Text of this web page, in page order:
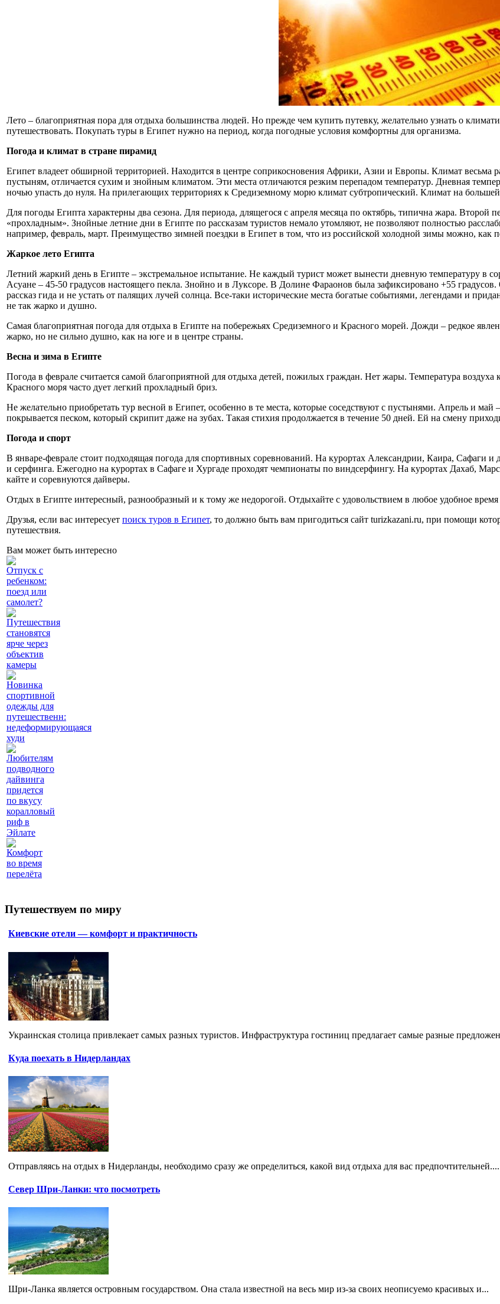
Лето – благоприятная пора для отдыха большинства людей. Но прежде чем купить путевку, желательно узнать о
путешествовать. Покупать туры в Египет нужно на период, когда погодные условия комфортны для организма.
Погода и климат в стране пирамид
Египет владеет обширной территорией. Находится в центре соприкосновения Африки, Азии и Европы. Климат весьма
пустыням, отличается сухим и знойным климатом. Эти места отличаются резким перепадом температур. Дневная
ночью упасть до нуля. На прилегающих территориях к Средиземному морю климат субтропический. Климат на
Для погоды Египта характерны два сезона. Для периода, длящегося с апреля месяца по октябрь, типична жара. Второй
«прохладным». Знойные летние дни в Египте по рассказам туристов немало утомляют, не позволяют полностью
например, февраль, март. Преимущество зимней поездки в Египет в том, что из российской холодной зимы можно, как
Жаркое лето Египта
Летний жаркий день в Египте – экстремальное испытание. Не каждый турист может вынести дневную температуру в
Асуане – 45-50 градусов настоящего пекла. Знойно и в Луксоре. В Долине Фараонов была зафиксировано +55
рассказ гида и не устать от палящих лучей солнца. Все-таки исторические места богатые событиями, легендами и
не так жарко и душно.
Самая благоприятная погода для отдыха в Египте на побережьях Средиземного и Красного морей. Дожди – редкое
жарко, но не сильно душно, как на юге и в центре cтраны.
Весна и зима в Египте
Погода в феврале считается самой благоприятной для отдыха детей, пожилых граждан. Нет жары. Температура
Красного моря часто дует легкий прохладный бриз.
Не желательно приобретать тур весной в Египет, особенно в те места, которые соседствуют с пустынями. Апрель и
покрывается песком, который скрипит даже на зубах. Такая стихия продолжается в течение 50 дней. Ей на смену
Погода и спорт
В январе-феврале стоит подходящая погода для спортивных соревнований. На курортах Александрии, Каира, Сафаги
и серфинга. Ежегодно на курортах в Сафаге и Хургаде проходят чемпионаты по виндсерфингу. На курортах Дахаб,
кайте и соревнуются дайверы.
Отдых в Египте интересный, разнообразный и к тому же недорогой. Отдыхайте с удовольствием в любое удобное время
Друзья, если вас интересует поиск туров в Египет, то должно быть вам пригодиться сайт turizkazani.ru, при помощи
путешествия.
Вам может быть интересно
Отпуск с
ребенком:
поезд или
самолет?
Путешествия
становятся
ярче через
объектив
камеры
Новинка
спортивной
одежды для
путешественн:
недеформирующаяся
худи
Любителям
подводного
дайвинга
придется
по вкусу
коралловый
риф в
Эйлате
Комфорт
во время
перелёта
Путешествуем по миру
Киевские отели — комфорт и практичность
Украинская столица привлекает самых разных туристов. Инфраструктура гостиниц предлагает самые разные
Куда поехать в Нидерландах
Отправляясь на отдых в Нидерланды, необходимо сразу же определиться, какой вид отдыха для вас предпочтительней....
Север Шри-Ланки: что посмотреть
Шри-Ланка является островным государством. Она стала известной на весь мир из-за своих неописуемо красивых и...